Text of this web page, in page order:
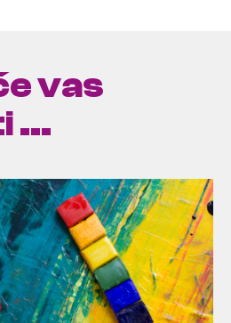
vas
...